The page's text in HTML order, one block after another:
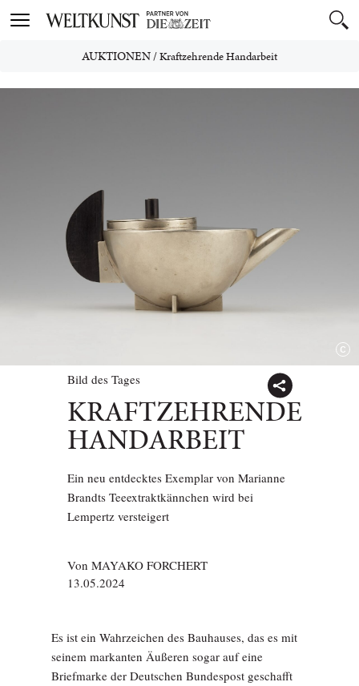
Toggle
AUKTIONEN/Kraftzehrende Handarbeit
Bild des Tages
KRAFTZEHRENDE
HANDARBEIT
Ein neu entdecktes Exemplar von Marianne
Brandts Teeextraktkännchen wird bei
Lempertz versteigert
Von MAYAKO FORCHERT
13.05.2024
Es ist ein Wahrzeichen des Bauhauses, das es mit
seinem markanten Äußeren sogar auf eine
Briefmarke der Deutschen Bundespost geschafft